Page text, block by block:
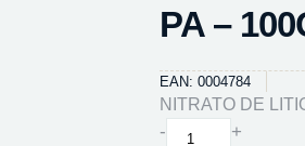
PA –
EAN: 0004784
NITRATO DE
-
NITRATO+